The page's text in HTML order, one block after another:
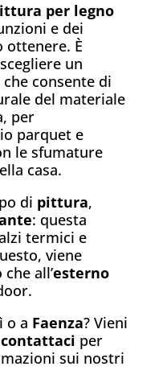
per legno
e dei
ottenere. È
un
che consente di
del materiale
per
parquet e
le sfumature
casa.
di pittura,
: questa
termici e
viene
all’esterno
o a Faenza? Vieni
contattaci per
sui nostri